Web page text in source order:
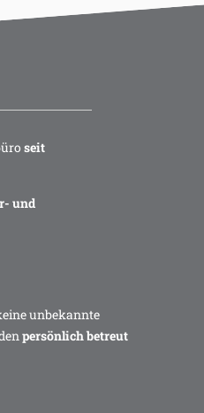
seit
und
unbekannte
persönlich betreut